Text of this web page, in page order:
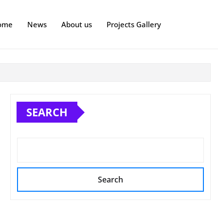
News About us Projects Gallery
SEARCH
Search